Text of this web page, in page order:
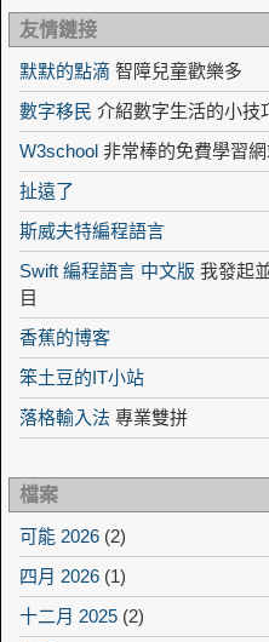
友情鏈接
默默的點滴 智障兒童歡樂多
數字移民 介紹數字生活的小技
W3school 非常棒的免費學習
扯遠了
斯威夫特編程語言
Swift 編程語言 中文版 我發起
目
香蕉的博客
笨土豆的IT小站
落格輸入法 專業雙拼
檔案
可能 2026 (2)
四月 2026 (1)
十二月 2025 (2)